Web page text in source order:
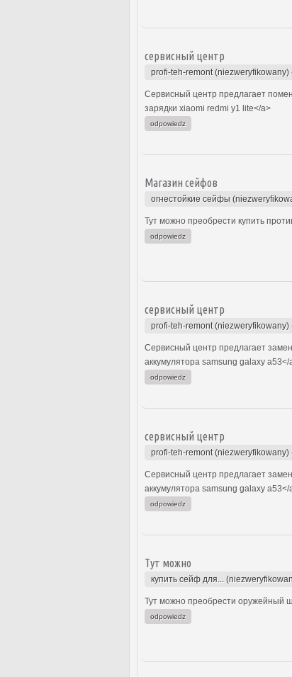
сервисный центр
profi-teh-remont (niezweryfikowany)
Сервисный центр предлагает
зарядки xiaomi redmi y1 lite</a>
odpowiedz
Магазин сейфов
огнестойкие сейфы
Тут можно преобрести купить
odpowiedz
сервисный центр
profi-teh-remont (niezweryfikowany)
Сервисный центр предлагает
аккумулятора samsung galaxy a53</
odpowiedz
сервисный центр
profi-teh-remont (niezweryfikowany)
Сервисный центр предлагает
аккумулятора samsung galaxy a53</
odpowiedz
Тут можно
купить сейф для...
Тут можно преобрести оружейный
odpowiedz